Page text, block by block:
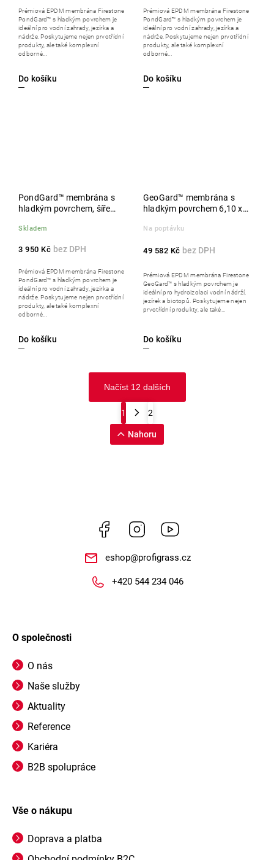
Do košíku
Prémiová EPDM membrána Firestone
PondGard™ s hladkým povrchem je
ideální pro vodní zahrady, jezírka a
nádrže. Poskytujeme nejen prvotřídní
produkty, ale také komplexní
odborné...
Do košíku
Prémiová EPDM membrána Firestone
PondGard™ s hladkým povrchem je
ideální pro vodní zahrady, jezírka a
nádrže. Poskytujeme nejen prvotřídní
produkty, ale také komplexní
odborné...
PondGard™ membrána s
hladkým povrchem, šíře
Skladem
3 950 Kč
Do košíku
Prémiová EPDM membrána Firestone
PondGard™ s hladkým povrchem je
ideální pro vodní zahrady, jezírka a
nádrže. Poskytujeme nejen prvotřídní
produkty, ale také komplexní
odborné...
GeoGard™ membrána s
hladkým povrchem 6,10 x
Na poptávku
49 582 Kč
Do košíku
Prémiová EPDM membrána Firestone
GeoGard™ s hladkým povrchem je
ideální pro hydroizolaci vodní nádrží,
jezírek a biotopů. Poskytujeme nejen
prvotřídní produkty, ale také...
Načíst 12 dalších
1 2
Nahoru
Facebook Instagram
eshop@profigrass.cz
+420 544 234 046
O společnosti
O nás
Naše služby
Aktuality
Reference
Kariéra
B2B spolupráce
Vše o nákupu
Doprava a platba